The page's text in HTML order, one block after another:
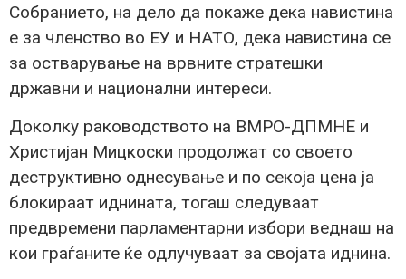
Собранието, на дело да покаже дека навистина
е за членство во ЕУ и НАТО, дека навистина се
за остварување на врвните стратешки
државни и национални интереси.
Доколку раководството на ВМРО-ДПМНЕ и
Христијан Мицкоски продолжат со своето
деструктивно однесување и по секоја цена ја
блокираат иднината, тогаш следуваат
предвремени парламентарни избори веднаш на
кои граѓаните ќе одлучуваат за својата иднина.